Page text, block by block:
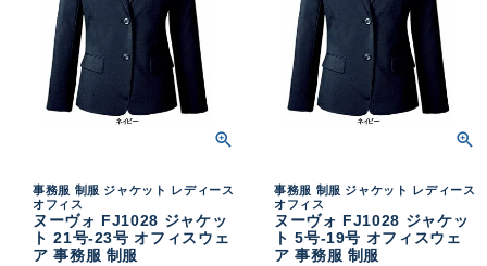
事務服 制服 ジャケット レディース
オフィス
ヌーヴォ FJ1028 ジャケッ
ト 21号-23号 オフィスウェ
ア 事務服 制服
事務服 制服 ジャケット レディース
オフィス
ヌーヴォ FJ1028 ジャケッ
ト 5号-19号 オフィスウェ
ア 事務服 制服